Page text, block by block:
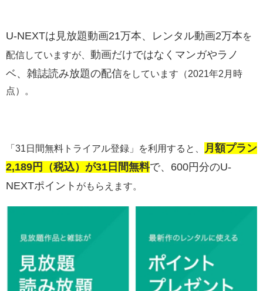
U-NEXTは 見放題動画21万本、レンタル動画2万本を
配信していますが、 動画だけではなくマンガやラノ
ベ、雑誌読み放題の配信をしています（2021年2月時
点）。
「31日間無料トライアル登録」を利用すると、
月額プラン
2,189円（税込）が31日間無料で、600円分のU-
NEXTポイント がもらえます。